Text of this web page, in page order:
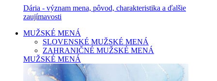
Dária - význam mena, pôvod, charakteristika a ďalšie
zaujímavosti
MUŽSKÉ MENÁ
SLOVENSKÉ MUŽSKÉ MENÁ
ZAHRANIČNÉ MUŽSKÉ MENÁ
MUŽSKÉ MENÁ